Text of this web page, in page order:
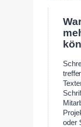
oder